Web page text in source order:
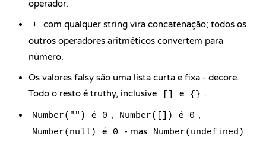
operador.
+ com qualquer string vira concatenação; todos os
outros operadores aritméticos convertem para
número.
Os valores falsy são uma lista curta e fixa - decore.
Todo o resto é truthy, inclusive
e {} .
Number("") é 0 , Number([]) é 0 ,
Number(null) é 0 - mas Number(undefined)